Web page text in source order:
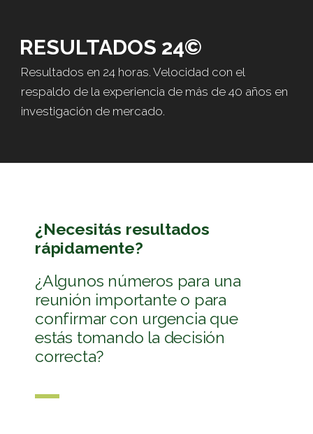
RESULTADOS 24©
Resultados en 24 horas. Velocidad con el
respaldo de la experiencia de más de 40 años en
investigación de mercado.
¿Necesitás resultados
rápidamente?
¿Algunos números para una
reunión importante o para
confirmar con urgencia que
estás tomando la decisión
correcta?